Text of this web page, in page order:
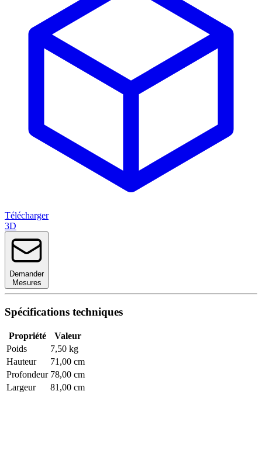
Télécharger
3D
Demander
Mesures
Spécifications techniques
Propriété
Valeur
Poids
7,50 kg
Hauteur
71,00 cm
Profondeur 78,00 cm
Largeur
81,00 cm